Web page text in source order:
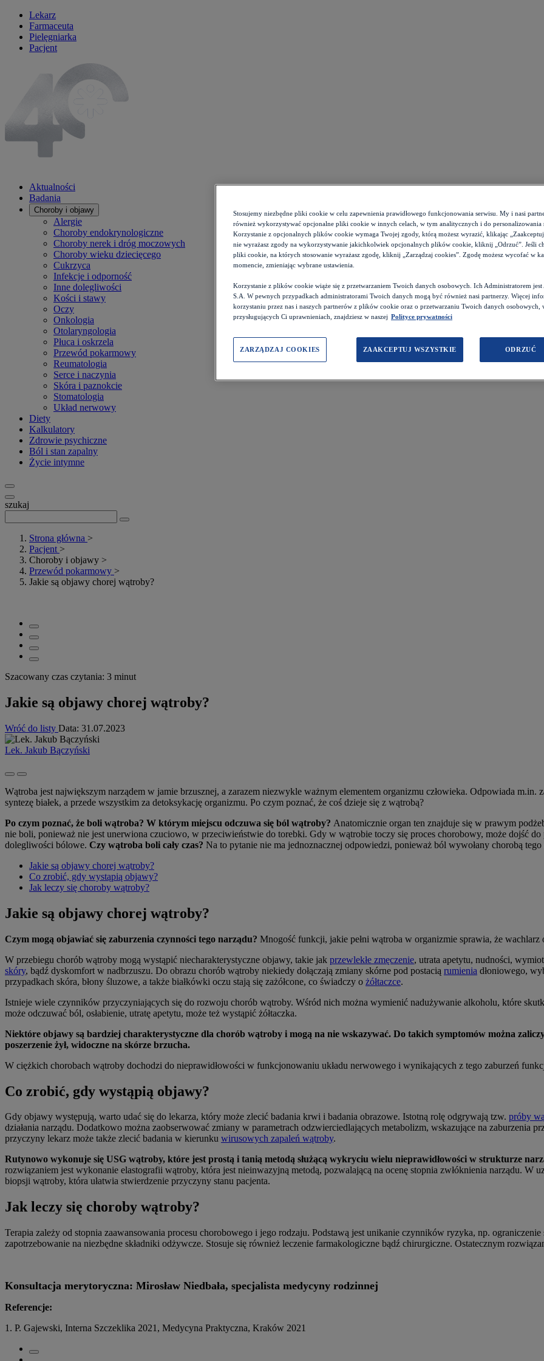
Lekarz
Farmaceuta
Pielęgniarka
Pacjent
Aktualności
Badania
Choroby i objawy
Alergie
Choroby endokrynologiczne
Choroby nerek i dróg moczowych
Choroby wieku dziecięcego
Cukrzyca
Infekcje i odporność
Inne dolegliwości
Kości i stawy
Oczy
Onkologia
Otolaryngologia
Płuca i oskrzela
Przewód pokarmowy
Reumatologia
Serce i naczynia
Skóra i paznokcie
Stomatologia
Układ nerwowy
Diety
Kalkulatory
Zdrowie psychiczne
Ból i stan zapalny
Życie intymne
szukaj
Strona główna >
Pacjent >
Choroby i objawy >
Przewód pokarmowy >
Jakie są objawy chorej wątroby?
Szacowany czas czytania: 3 minut
Jakie są objawy chorej wątroby?
Wróć do listy Data: 31.07.2023
Lek. Jakub Bączyński
Wątroba jest największym narządem w jamie brzusznej, a zarazem niezwykle ważnym elementem organizmu człowieka. Odpowiada m.in.
syntezę białek, a przede wszystkim za detoksykację organizmu. Po czym poznać, że coś dzieje się z wątrobą?
Po czym poznać, że boli wątroba? W którym miejscu odczuwa się ból wątroby? Anatomicznie organ ten znajduje się w prawym
nie boli, ponieważ nie jest unerwiona czuciowo, w przeciwieństwie do torebki. Gdy w wątrobie toczy się proces chorobowy, może dojść
dolegliwości bólowe. Czy wątroba boli cały czas? Na to pytanie nie ma jednoznacznej odpowiedzi, ponieważ ból wywołany chorobą
Jakie są objawy chorej wątroby?
Co zrobić, gdy wystąpią objawy?
Jak leczy się choroby wątroby?
Jakie są objawy chorej wątroby?
Czym mogą objawiać się zaburzenia czynności tego narządu? Mnogość funkcji, jakie pełni wątroba w organizmie sprawia, że
W przebiegu chorób wątroby mogą wystąpić niecharakterystyczne objawy, takie jak przewlekłe zmęczenie, utrata apetytu, nudności,
skóry, bądź dyskomfort w nadbrzuszu. Do obrazu chorób wątroby niekiedy dołączają zmiany skórne pod postacią rumienia dłoniowego,
przypadkach skóra, błony śluzowe, a także białkówki oczu stają się zażółcone, co świadczy o żółtaczce.
Istnieje wiele czynników przyczyniających się do rozwoju chorób wątroby. Wśród nich można wymienić nadużywanie alkoholu, które
może odczuwać ból, osłabienie, utratę apetytu, może też wystąpić żółtaczka.
Niektóre objawy są bardziej charakterystyczne dla chorób wątroby i mogą na nie wskazywać. Do takich symptomów można
poszerzenie żył, widoczne na skórze brzucha.
W ciężkich chorobach wątroby dochodzi do nieprawidłowości w funkcjonowaniu układu nerwowego i wynikających z tego zaburzeń
Co zrobić, gdy wystąpią objawy?
Gdy objawy występują, warto udać się do lekarza, który może zlecić badania krwi i badania obrazowe. Istotną rolę odgrywają tzw. próby
działania narządu. Dodatkowo można zaobserwować zmiany w parametrach odzwierciedlających metabolizm, wskazujące na zaburzenia
przyczyny lekarz może także zlecić badania w kierunku wirusowych zapaleń wątroby.
Rutynowo wykonuje się USG wątroby, które jest prostą i tanią metodą służącą wykryciu wielu nieprawidłowości w strukturze
rozwiązaniem jest wykonanie elastografii wątroby, która jest nieinwazyjną metodą, pozwalającą na ocenę stopnia zwłóknienia narządu. W
biopsji wątroby, która ułatwia stwierdzenie przyczyny stanu pacjenta.
Jak leczy się choroby wątroby?
Terapia zależy od stopnia zaawansowania procesu chorobowego i jego rodzaju. Podstawą jest unikanie czynników ryzyka, np.
zapotrzebowanie na niezbędne składniki odżywcze. Stosuje się również leczenie farmakologiczne bądź chirurgiczne. Ostatecznym
Konsultacja merytoryczna: Mirosław Niedbała, specjalista medycyny rodzinnej
Referencje:
1. P. Gajewski, Interna Szczeklika 2021, Medycyna Praktyczna, Kraków 2021
Stosujemy niezbędne pliki cookie w celu zapewnienia prawidłowego funkcjonowania serwisu. My i nasi
również wykorzystywać opcjonalne pliki cookie w innych celach, w tym analitycznych i do personalizowania
Korzystanie z opcjonalnych plików cookie wymaga Twojej zgody, którą możesz wyrazić, klikając „Zaakceptuj
nie wyrażasz zgody na wykorzystywanie jakichkolwiek opcjonalnych plików cookie, kliknij „Odrzuć”. Jeśli
pliki cookie, na których stosowanie wyrażasz zgodę, kliknij „Zarządzaj cookies”. Zgodę możesz wycofać w
momencie, zmieniając wybrane ustawienia.
Korzystanie z plików cookie wiąże się z przetwarzaniem Twoich danych osobowych. Ich Administratorem jest
S.A. W pewnych przypadkach administratorami Twoich danych mogą być również nasi partnerzy. Więcej
korzystaniu przez nas i naszych partnerów z plików cookie oraz o przetwarzaniu Twoich danych osobowych,
przysługujących Ci uprawnieniach, znajdziesz w naszej Polityce prywatności
ZAAKCEPTUJ WSZYSTKIE ODRZUĆ
ZARZĄDZAJ COOKIES